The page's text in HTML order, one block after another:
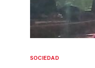
SOCIEDAD